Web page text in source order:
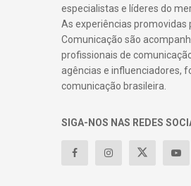
especialistas e líderes do
As experiências promovidas
Comunicação são
profissionais de
agências e influenciadores,
comunicação brasileira.
SIGA-NOS NAS REDES